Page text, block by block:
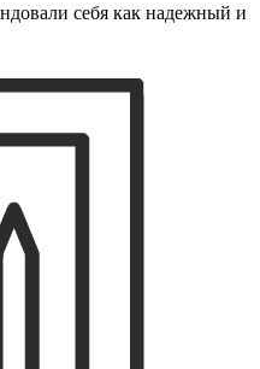
себя как надежный и